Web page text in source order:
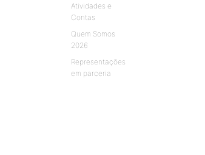
Atividades e
Contas
Quem Somos
2026
Representações
em parceria